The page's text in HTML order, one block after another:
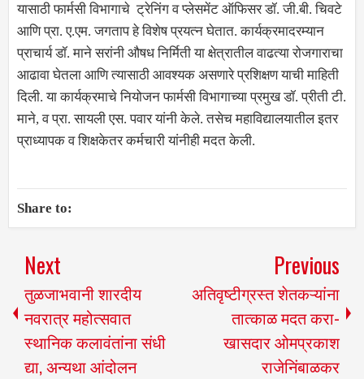
यासाठी फार्मसी विभागाचे ट्रेनिंग व प्लेसमेंट ऑफिसर डॉ. जी.बी. चिवटे
आणि प्रा. ए.एम. जगताप हे विशेष प्रयत्न घेतात. कार्यक्रमादरम्यान
प्राचार्य डॉ. माने सरांनी औषध निर्मिती या क्षेत्रातील वाढत्या रोजगाराचा
आढावा घेतला आणि त्यासाठी आवश्यक असणारे प्रशिक्षण याची माहिती
दिली. या कार्यक्रमाचे नियोजन फार्मसी विभागाच्या प्रमुख डॉ. प्रीती टी.
माने, व प्रा. सायली एस. पवार यांनी केले. तसेच महाविद्यालयातील इतर
प्राध्यापक व शिक्षकेतर कर्मचारी यांनीही मदत केली.
Share to:
Next
तुळजाभवानी शारदीय
नवरात्र महोत्सवात
स्थानिक कलावंतांना संधी
द्या, अन्यथा आंदोलन
Previous
अतिवृष्टीग्रस्त शेतकऱ्यांना
तात्काळ मदत करा-
खासदार ओमप्रकाश
राजेनिंबाळकर